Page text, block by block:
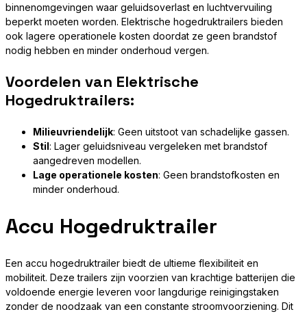
binnenomgevingen waar geluidsoverlast en luchtvervuiling
beperkt moeten worden. Elektrische hogedruktrailers bieden
ook lagere operationele kosten doordat ze geen brandstof
nodig hebben en minder onderhoud vergen.
Voordelen van Elektrische
Hogedruktrailers:
Milieuvriendelijk: Geen uitstoot van schadelijke gassen.
Stil: Lager geluidsniveau vergeleken met brandstof
aangedreven modellen.
Lage operationele kosten: Geen brandstofkosten en
minder onderhoud.
Accu Hogedruktrailer
Een accu hogedruktrailer biedt de ultieme flexibiliteit en
mobiliteit. Deze trailers zijn voorzien van krachtige batterijen die
voldoende energie leveren voor langdurige reinigingstaken
zonder de noodzaak van een constante stroomvoorziening. Dit